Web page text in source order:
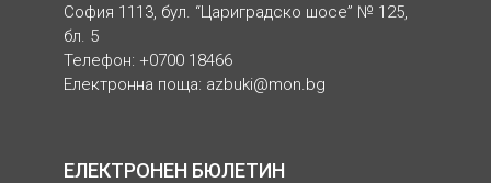
София 1113, бул. “Цариградско шосе” № 125,
бл. 5
Телефон: +0700 18466
Електронна поща: azbuki@mon.bg
ЕЛЕКТРОНЕН БЮЛЕТИН